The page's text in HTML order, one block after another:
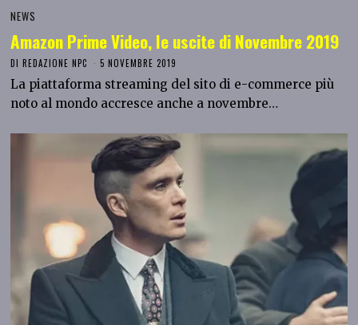
NEWS
Amazon Prime Video, le uscite di Novembre 2019
DIREDAZIONE NPC 5 NOVEMBRE 2019
La piattaforma streaming del sito di e-commerce più
noto al mondo accresce anche a novembre…